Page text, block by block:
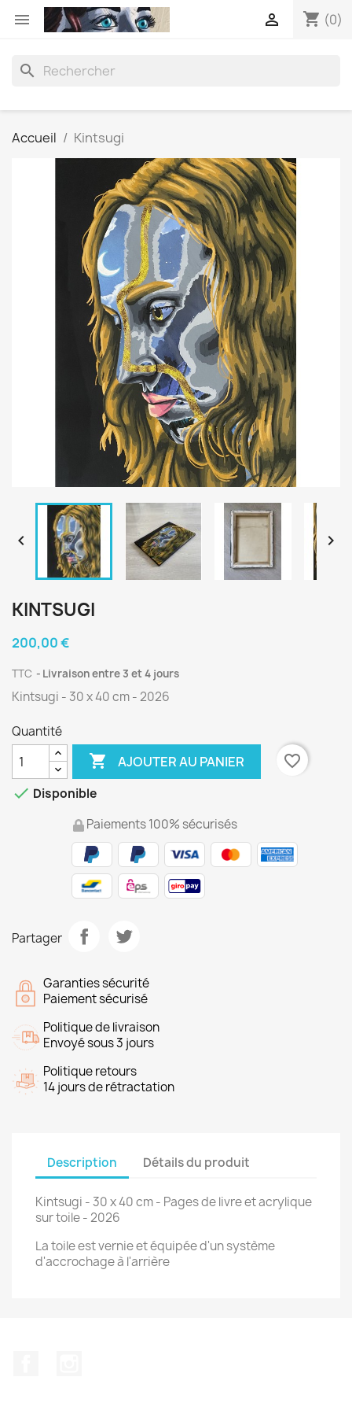
 shopping_cart (0)

search
Accueil Kintsugi
 
KINTSUGI
200,00 €
TTC Livraison entre 3 et 4 jours
Kintsugi - 30 x 40 cm - 2026
Quantité
 AJOUTER AU PANIER
favorite_border
 Disponible
Paiements 100% sécurisés
Partager
Garanties sécurité
Paiement sécurisé
Politique de livraison
Envoyé sous 3 jours
Politique retours
14 jours de rétractation
Description Détails du produit
Kintsugi - 30 x 40 cm - Pages de livre et acrylique
sur toile - 2026
La toile est vernie et équipée d'un système
d'accrochage à l'arrière